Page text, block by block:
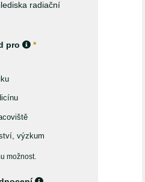
radiační
pro *
výzkum
možnost.